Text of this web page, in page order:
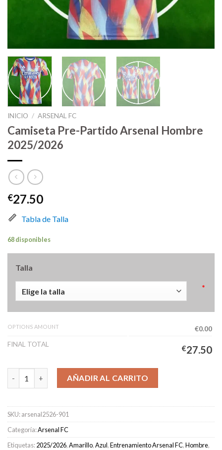
INICIO / ARSENAL FC
Camiseta Pre-Partido Arsenal Hombre
2025/2026
€27.50
Tabla de Talla
68 disponibles
Talla
*
OPTIONS AMOUNT
€0.00
FINAL TOTAL
€27.50
Camiseta Pre-Partido Arsenal Hombre 2025/2026 cantidad
AÑADIR AL CARRITO
SKU:arsenal2526-901
Categoría:Arsenal FC
Etiquetas:2025/2026,Amarillo,Azul,Entrenamiento Arsenal FC,Hombre,